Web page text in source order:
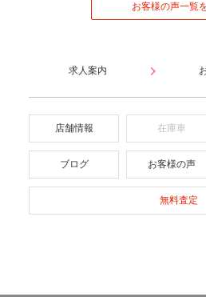
お客様の声一覧
求人案内
店舗情報 在庫車
ブログ お客様の声
無料査定